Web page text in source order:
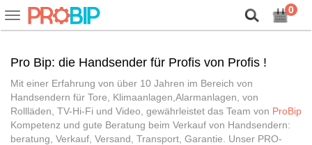
Ein-
oder
der
Navigationsleiste
0
Pro Bip: die Handsender für Profis von Profis !
Mit einer Erfahrung von über 10 Jahren im Bereich von
Handsendern für Tore, Klimaanlagen,Alarmanlagen, von
Rollläden, TV-Hi-Fi und Video, gewährleistet das Team von ProBip
Kompetenz und gute Beratung beim Verkauf von Handsendern:
beratung, Verkauf, Versand, Transport, Garantie. Unser PRO-
Lassen Sie uns unsere Cookies vorstellen!